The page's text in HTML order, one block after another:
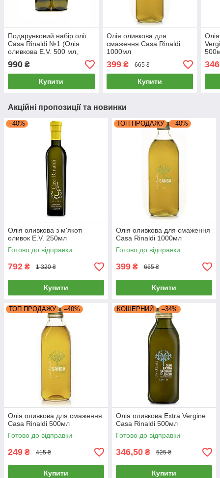
Подарунковий набір олії
Casa Rinaldi №1 (Олія
оливкова E.V. 500 мл,
Олія оливкова 500 мл)
990 ₴
Купити
Олія оливкова для
смаження Casa Rinaldi
1000мл
399₴ 665 ₴
Купити
Акційні пропозиції та новинки
–40%
Олія оливкова з м'якоті
оливок E.V. 250мл
Готово до відправки
792 ₴ 1 320 ₴
Купити
ТОП ПРОДАЖУ –40%
Олія оливкова для смаження
Casa Rinaldi 1000мл
Готово до відправки
399 ₴ 665 ₴
Купити
ТОП ПРОДАЖУ –40%
Олія оливкова для смаження
Casa Rinaldi 500мл
Готово до відправки
249 ₴ 415 ₴
Купити
КОШЕРНИЙ –34%
Олія оливкова Extra Vergine
Casa Rinaldi 500мл
Готово до відправки
346,50 ₴ 525 ₴
Купити